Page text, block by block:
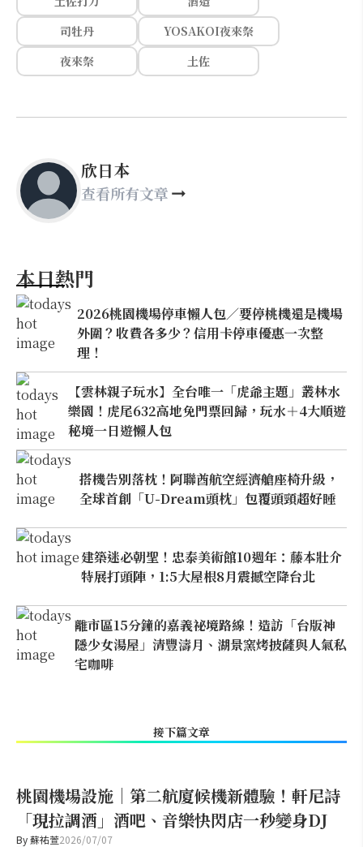
司牡丹
YOSAKOI夜來祭
夜來祭
土佐
欣日本
查看所有文章
本日熱門
2026桃園機場停車懶人包／要停桃機還是機場
外圍？收費各多少？信用卡停車優惠一次整
理！
【雲林親子玩水】全台唯一「虎爺主題」叢林水
樂園！虎尾632高地免門票回歸，玩水＋4大順遊
秘境一日遊懶人包
搭機告別落枕！阿聯酋航空經濟艙座椅升級，
全球首創「U-Dream頭枕」包覆頭頸超好睡
建築迷必朝聖！忠泰美術館10週年：藤本壯介
特展打頭陣，1:5大屋根8月震撼空降台北
離市區15分鐘的嘉義祕境路線！造訪「台版神
隱少女湯屋」清豐濤月、湖景窯烤披薩與人氣私
宅咖啡
接下篇文章
桃園機場設施｜第二航廈候機新體驗！軒尼詩
「現拉調酒」酒吧、音樂快閃店一秒變身DJ
By蘇祐萱2026/07/07